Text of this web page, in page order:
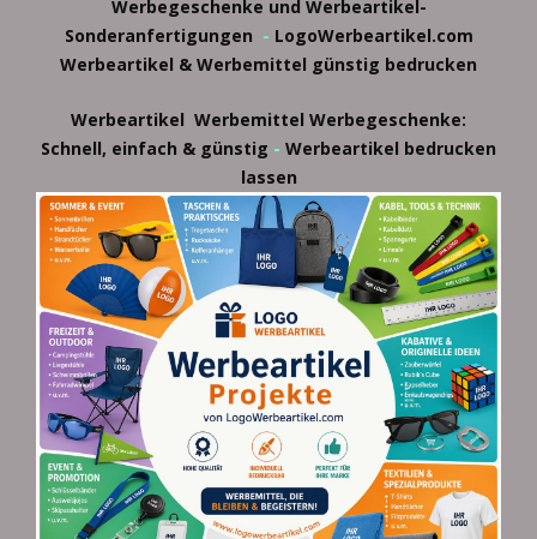
Werbegeschenke und Werbeartikel-
Sonderanfertigungen - LogoWerbeartikel.com
Werbeartikel & Werbemittel günstig bedrucken
Werbeartikel Werbemittel Werbegeschenke:
Schnell, einfach & günstig - Werbeartikel bedrucken
lassen